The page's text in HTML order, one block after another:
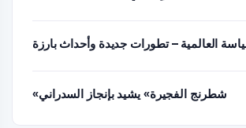
العالمية – تطورات جديدة وأحداث بارزة
«شطرنج الفجيرة» يشيد بإنجاز السدراني